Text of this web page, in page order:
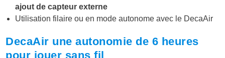
ajout de capteur externe
Utilisation filaire ou en mode autonome avec le DecaAir
DecaAir une autonomie de 6 heures
pour jouer sans fil